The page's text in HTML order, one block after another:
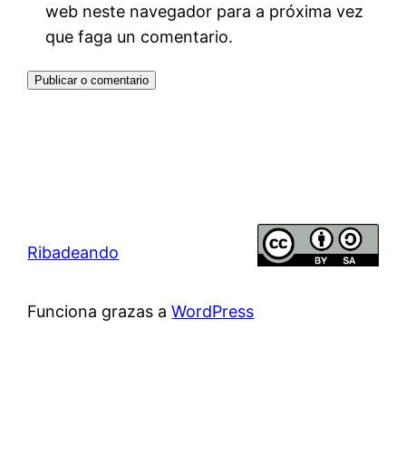
web neste navegador para a próxima vez
que faga un comentario.
Ribadeando
Funciona grazas aWordPress